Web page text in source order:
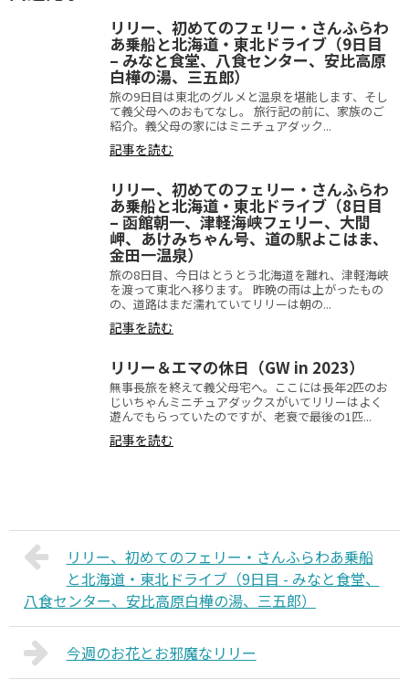
リリー、初めてのフェリー・さんふらわ
あ乗船と北海道・東北ドライブ（9日目
– みなと食堂、八食センター、安比高原
白樺の湯、三五郎）
旅の9日目は東北のグルメと温泉を堪能します、そし
て義父母へのおもてなし。 旅行記の前に、家族のご
紹介。義父母の家にはミニチュアダック...
記事を読む
リリー、初めてのフェリー・さんふらわ
あ乗船と北海道・東北ドライブ（8日目
– 函館朝一、津軽海峡フェリー、大間
岬、あけみちゃん号、道の駅よこはま、
金田一温泉）
旅の8日目、今日はとうとう北海道を離れ、津軽海峡
を渡って東北へ移ります。 昨晩の雨は上がったもの
の、道路はまだ濡れていてリリーは朝の...
記事を読む
リリー＆エマの休日（GW in 2023）
無事長旅を終えて義父母宅へ。ここには長年2匹のお
じいちゃんミニチュアダックスがいてリリーはよく
遊んでもらっていたのですが、老衰で最後の1匹...
記事を読む
リリー、初めてのフェリー・さんふらわあ乗船
と北海道・東北ドライブ（9日目 - みなと食堂、
八食センター、安比高原白樺の湯、三五郎）
今週のお花とお邪魔なリリー